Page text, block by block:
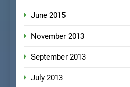
June 2015
November 2013
September 2013
July 2013